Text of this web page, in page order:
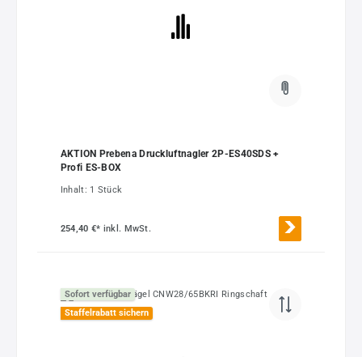
AKTION Prebena Druckluftnagler 2P-ES40SDS +
Profi ES-BOX
Inhalt: 1 Stück
254,40 €* inkl. MwSt.
Sofort verfügbar
Staffelrabatt sichern